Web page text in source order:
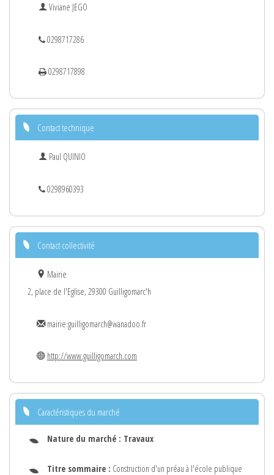
Viviane JEGO
0298717286
0298717898
Contact technique
Paul QUINIO
0298960393
Contact collectivité
Mairie
2, place de l'Eglise, 29300 Guilligomarc'h
mairie.guilligomarch@wanadoo.fr
http://www.guilligomarch.com
Caractéristiques du marché
Nature du marché : Travaux
Titre sommaire : Construction d'un préau à l'école publique